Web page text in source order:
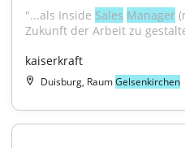
"...als Inside Sales Manager
Zukunft der Arbeit zu
kaiserkraft
Duisburg, RaumGelsenkirchen